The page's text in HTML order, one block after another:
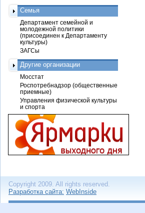
Семья
Департамент семейной и
молодежной политики
(присоединен к Департаменту
культуры)
ЗАГСы
Другие организации
Мосстат
Роспотребнадзор (общественные
приемные)
Управления физической культуры
и спорта
Copyright 2009. All rights reserved.
Разработка сайта: WebInside